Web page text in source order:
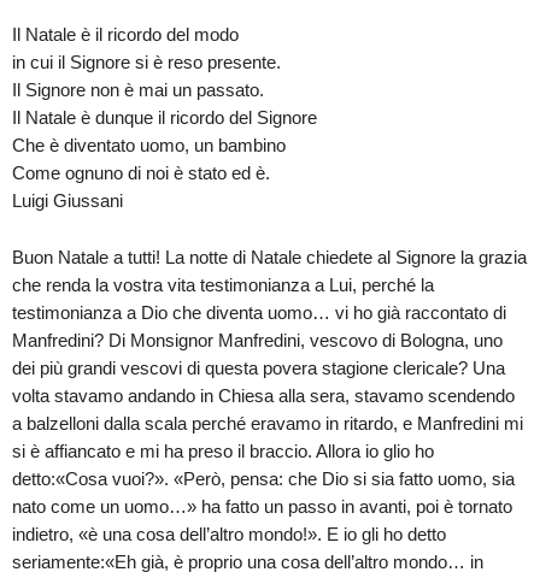
Il Natale è il ricordo del modo
in cui il Signore si è reso presente.
Il Signore non è mai un passato.
Il Natale è dunque il ricordo del Signore
Che è diventato uomo, un bambino
Come ognuno di noi è stato ed è.
Luigi Giussani
Buon Natale a tutti! La notte di Natale chiedete al Signore la grazia
che renda la vostra vita testimonianza a Lui, perché la
testimonianza a Dio che diventa uomo… vi ho già raccontato di
Manfredini? Di Monsignor Manfredini, vescovo di Bologna, uno
dei più grandi vescovi di questa povera stagione clericale? Una
volta stavamo andando in Chiesa alla sera, stavamo scendendo
a balzelloni dalla scala perché eravamo in ritardo, e Manfredini mi
si è affiancato e mi ha preso il braccio. Allora io glio ho
detto:«Cosa vuoi?». «Però, pensa: che Dio si sia fatto uomo, sia
nato come un uomo…» ha fatto un passo in avanti, poi è tornato
indietro, «è una cosa dell’altro mondo!». E io gli ho detto
seriamente:«Eh già, è proprio una cosa dell’altro mondo… in